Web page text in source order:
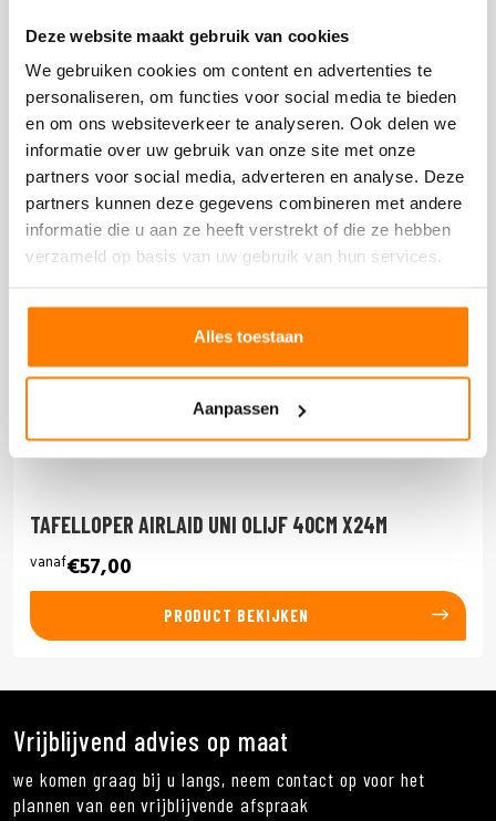
Deze website maakt gebruik van cookies
We gebruiken cookies om content en advertenties te
personaliseren, om functies voor social media te bieden
en om ons websiteverkeer te analyseren. Ook delen we
informatie over uw gebruik van onze site met onze
partners voor social media, adverteren en analyse. Deze
partners kunnen deze gegevens combineren met andere
informatie die u aan ze heeft verstrekt of die ze hebben
verzameld op basis van uw gebruik van hun services.
Alles toestaan
Aanpassen
TAFELLOPER AIRLAID UNI OLIJF 40CM X24M
vanaf€57,00
PRODUCT BEKIJKEN
Vrijblijvend advies op maat
we komen graag bij u langs, neem contact op voor het
plannen van een vrijblijvende afspraak